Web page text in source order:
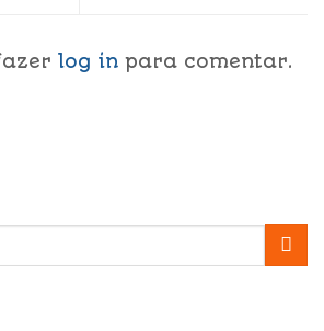
log in para comentar.